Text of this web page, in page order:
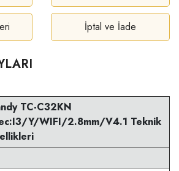
İptal ve İade
TC-C32KN
Y/WIFI/2.8mm/V4.1 Teknik